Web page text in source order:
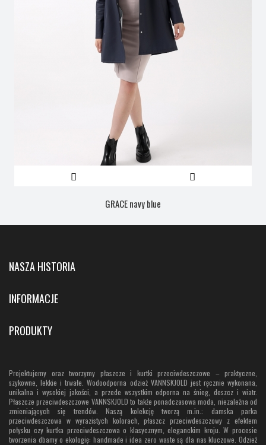
GRACE navy blue
NASZA HISTORIA
INFORMACJE
PRODUKTY
Projektujemy oraz tworzymy płaszcze i kurtki przeciwdeszczowe – praktyczne,
szykowne, lekkie i trwałe. Wodoodporna odzież VANNSKJOLD jest ręcznie wykonana,
unikalna i wysokiej jakości, a przede wszystkim odporna na śnieg, deszcz i wiatr.
Płaszcze przeciwdeszczowe VANNSKJOLD to także ponadczasowa moda, niezależna od
zmieniających się trendów. Naszą kolekcję tworzą m.in.: damska parka
przeciwdeszczowa w wyrazistych kolorach, płaszcz przeciwdeszczowy z efektem
połysku czy kurtka przeciwdeszczowa o klasycznym, eleganckim kroju. W procesie
tworzenia dbamy o ekologię: handmade i idea zero waste są dla nas kluczowe. Odzież